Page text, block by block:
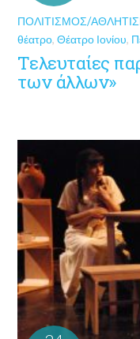
ΠΟΛΙΤΙΣΜΌΣ/
θέατρο,Θέατρο Ιονίου,
Τελευταίες
των άλλων»